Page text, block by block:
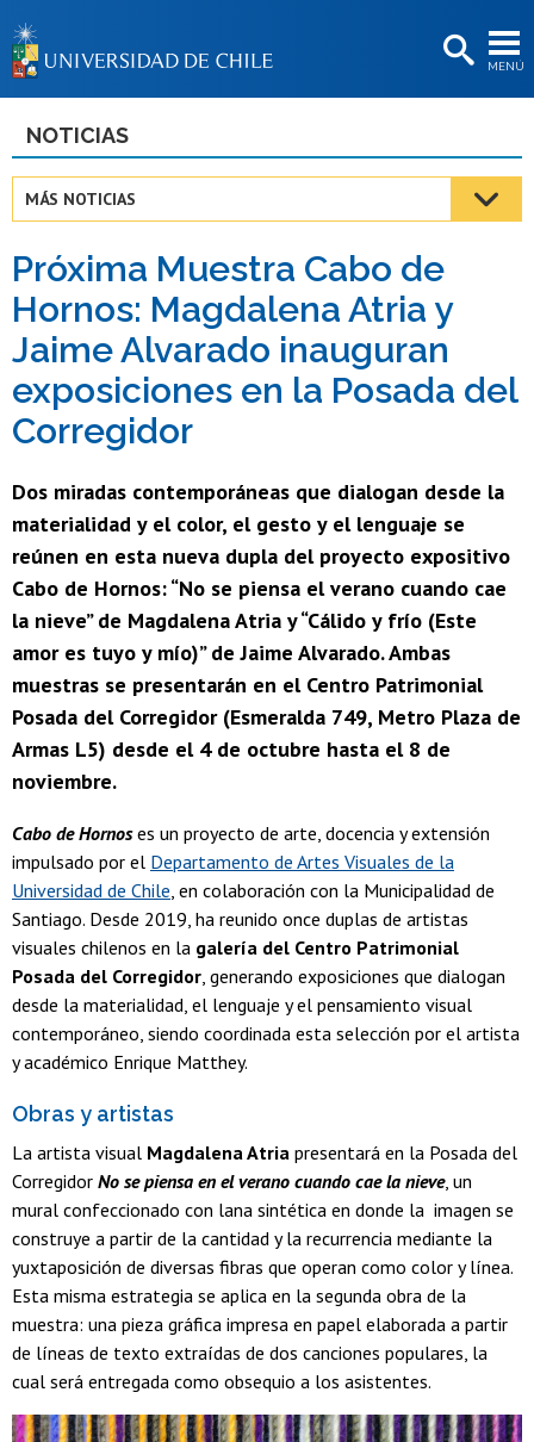
MENÚ
BIBLIOTECAS
Estudiantes
Académicas/os
Funcionarias/os
Egresadas/os
NOTICIAS
MÁS NOTICIAS
Próxima Muestra Cabo de
Hornos: Magdalena Atria y
Jaime Alvarado inauguran
exposiciones en la Posada del
Corregidor
Dos miradas contemporáneas que dialogan desde la
materialidad y el color, el gesto y el lenguaje se
reúnen en esta nueva dupla del proyecto expositivo
Cabo de Hornos: “No se piensa el verano cuando cae
la nieve” de Magdalena Atria y “Cálido y frío (Este
amor es tuyo y mío)” de Jaime Alvarado. Ambas
muestras se presentarán en el Centro Patrimonial
Posada del Corregidor (Esmeralda 749, Metro Plaza de
Armas L5) desde el 4 de octubre hasta el 8 de
noviembre.
Cabo de Hornoses un proyecto de arte, docencia y extensión
impulsado por el Departamento de Artes Visuales de la
Universidad de Chile, en colaboración con la Municipalidad de
Santiago. Desde 2019, ha reunido once duplas de artistas
visuales chilenos en la galería del Centro Patrimonial
Posada del Corregidor, generando exposiciones que dialogan
desde la materialidad, el lenguaje y el pensamiento visual
contemporáneo, siendo coordinada esta selección por el artista
y académico Enrique Matthey.
Obras y artistas
La artista visual Magdalena Atria presentará en la Posada del
Corregidor No se piensa en el verano cuando cae la nieve, un
mural confeccionado con lana sintética en donde la imagen se
construye a partir de la cantidad y la recurrencia mediante la
yuxtaposición de diversas fibras que operan como color y línea.
Esta misma estrategia se aplica en la segunda obra de la
muestra: una pieza gráfica impresa en papel elaborada a partir
de líneas de texto extraídas de dos canciones populares, la
cual será entregada como obsequio a los asistentes.